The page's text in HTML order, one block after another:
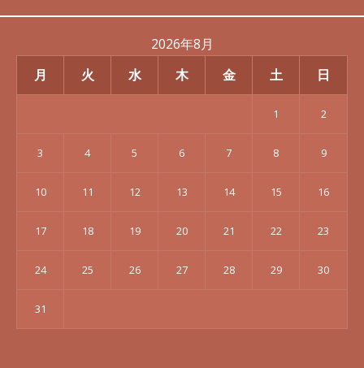
2026年8月
月
火 水 木 金 土 日
1 2
3 4 5 6 7 8 9
10 11 12 13 14 15 16
17 18 19 20 21 22 23
24 25 26 27 28 29 30
31